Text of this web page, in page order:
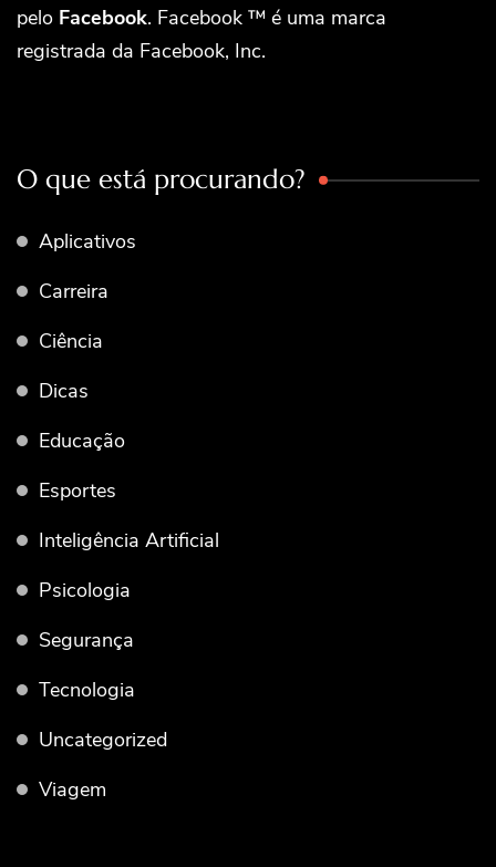
pelo Facebook. Facebook ™ é uma marca
registrada da Facebook, Inc.
O que está procurando?
Aplicativos
Carreira
Ciência
Dicas
Educação
Esportes
Inteligência Artificial
Psicologia
Segurança
Tecnologia
Uncategorized
Viagem